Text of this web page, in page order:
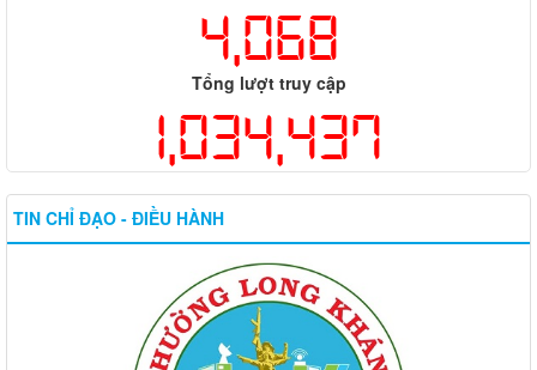
4,068
Tổng lượt truy cập
1,034,437
TIN CHỈ ĐẠO - ĐIỀU HÀNH